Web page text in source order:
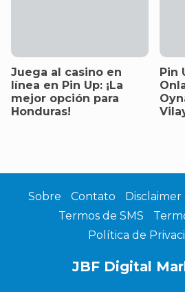
Juega al casino en
línea en Pin Up: ¡La
mejor opción para
Honduras!
Pin
Sobre Contato Disclaimer
Termos de SMS
Política de
JBF Digital